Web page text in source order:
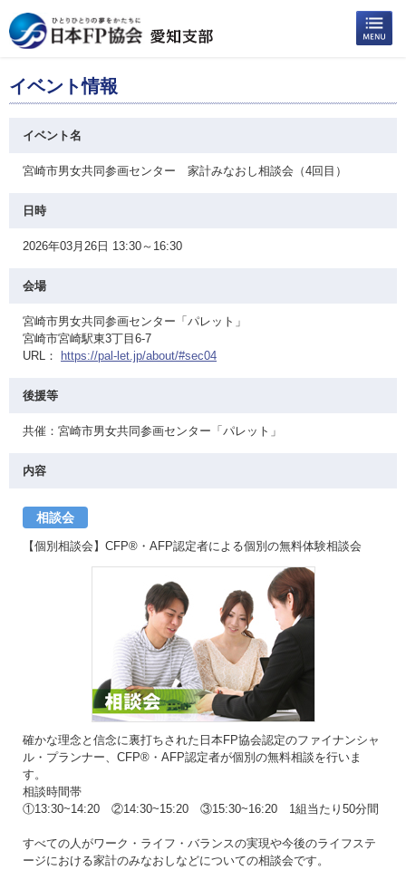
イベント情報
イベント名
宮崎市男女共同参画センター 家計みなおし相談会（4回目）
日時
2026年03月26日 13:30～16:30
会場
宮崎市男女共同参画センター「パレット」
宮崎市宮崎駅東3丁目6-7
URL：
https://pal-let.jp/about/#sec04
後援等
共催：宮崎市男女共同参画センター「パレット」
内容
相談会
【個別相談会】CFP®・AFP認定者による個別の無料体験相談会
確かな理念と信念に裏打ちされた日本FP協会認定のファイナンシャ
ル・プランナー、CFP®・AFP認定者が個別の無料相談を行いま
す。
相談時間帯
①13:30~14:20 ②14:30~15:20 ③15:30~16:20 1組当たり50分間
すべての人がワーク・ライフ・バランスの実現や今後のライフステ
ージにおける家計のみなおしなどについての相談会です。